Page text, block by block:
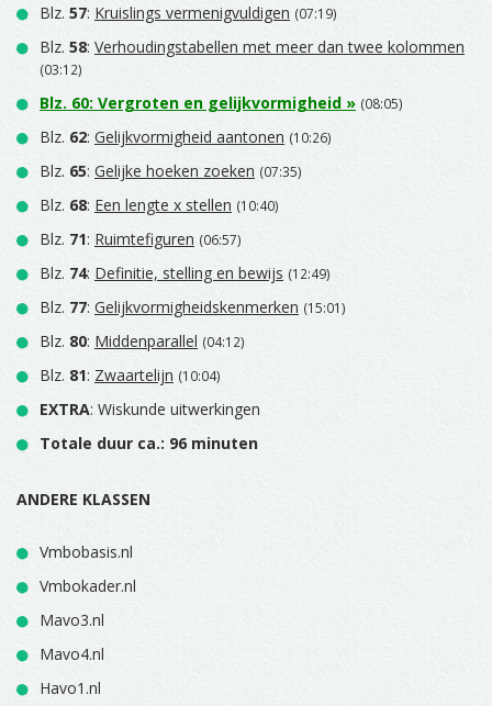
Blz. 57: Kruislings vermenigvuldigen (07:19)
Blz. 58: Verhoudingstabellen met meer dan twee kolommen
(03:12)
Blz. 60: Vergroten en gelijkvormigheid » (08:05)
Blz. 62: Gelijkvormigheid aantonen (10:26)
Blz. 65: Gelijke hoeken zoeken (07:35)
Blz. 68: Een lengte x stellen (10:40)
Blz. 71: Ruimtefiguren (06:57)
Blz. 74: Definitie, stelling en bewijs (12:49)
Blz. 77: Gelijkvormigheidskenmerken (15:01)
Blz. 80: Middenparallel (04:12)
Blz. 81: Zwaartelijn (10:04)
EXTRA: Wiskunde uitwerkingen
Totale duur ca.: 96 minuten
ANDERE KLASSEN
Vmbobasis.nl
Vmbokader.nl
Mavo3.nl
Mavo4.nl
Havo1.nl